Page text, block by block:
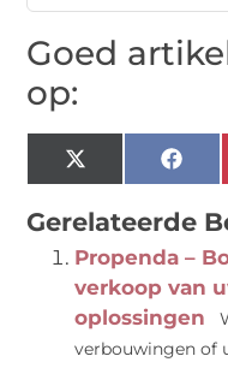
Goed
op:
X
(Twitter)
Gerelateerde
Propenda –
verkoop van
oplossingen
verbouwingen of